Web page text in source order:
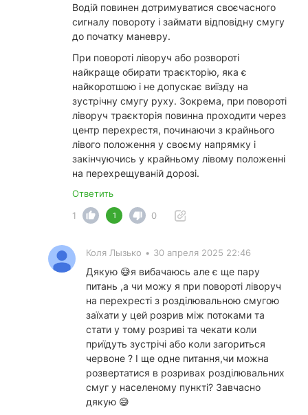
Водій повинен дотримуватися своєчасного
сигналу повороту і займати відповідну смугу
до початку маневру.
При повороті ліворуч або розвороті
найкраще обирати траєкторію, яка є
найкоротшою і не допускає виїзду на
зустрічну смугу руху. Зокрема, при повороті
ліворуч траєкторія повинна проходити через
центр перехрестя, починаючи з крайнього
лівого положення у своєму напрямку і
закінчуючись у крайньому лівому положенні
на перехрещуваній дорозі.
Ответить
1
1 0
Коля Лызько • 30 апреля 2025 22:46
Дякую 😅я вибачаюсь але є ще пару
питань ,а чи можу я при повороті ліворуч
на перехресті з розділювальною смугою
заїхати у цей розрив між потоками та
стати у тому розриві та чекати коли
приїдуть зустрічі або коли загориться
червоне ? І ще одне питання,чи можна
розвертатися в розривах розділювальних
смуг у населеному пункті? Завчасно
дякую 😅